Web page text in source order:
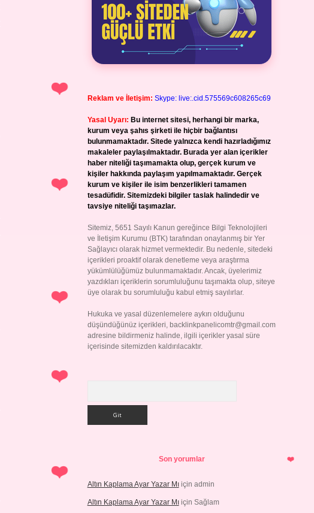
Reklam ve İletişim: Skype: live:.cid.575569c608265c69
Yasal Uyarı: Bu internet sitesi, herhangi bir marka,
kurum veya şahıs şirketi ile hiçbir bağlantısı
bulunmamaktadır. Sitede yalnızca kendi hazırladığımız
makaleler paylaşılmaktadır. Burada yer alan içerikler
haber niteliği taşımamakta olup, gerçek kurum ve
kişiler hakkında paylaşım yapılmamaktadır. Gerçek
kurum ve kişiler ile isim benzerlikleri tamamen
tesadüfidir. Sitemizdeki bilgiler taslak halindedir ve
tavsiye niteliği taşımazlar.
Sitemiz, 5651 Sayılı Kanun gereğince Bilgi Teknolojileri
ve İletişim Kurumu (BTK) tarafından onaylanmış bir Yer
Sağlayıcı olarak hizmet vermektedir. Bu nedenle, sitedeki
içerikleri proaktif olarak denetleme veya araştırma
yükümlülüğümüz bulunmamaktadır. Ancak, üyelerimiz
yazdıkları içeriklerin sorumluluğunu taşımakta olup, siteye
üye olarak bu sorumluluğu kabul etmiş sayılırlar.
Hukuka ve yasal düzenlemelere aykırı olduğunu
düşündüğünüz içerikleri, backlinkpanelicomtr@gmail.com
adresine bildirmeniz halinde, ilgili içerikler yasal süre
içerisinde sitemizden kaldırılacaktır.
Son yorumlar
Altın Kaplama Ayar Yazar Mıiçin admin
Altın Kaplama Ayar Yazar Mıiçin Sağlam